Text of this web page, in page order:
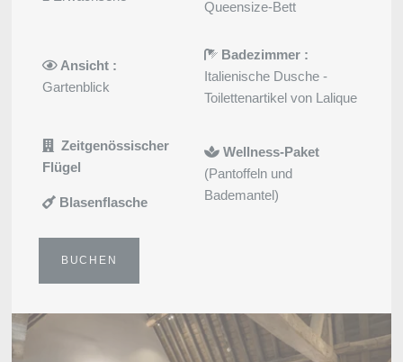
Queensize-Bett
Ansicht :
Gartenblick
Badezimmer :
Italienische Dusche -
Toilettenartikel von Lalique
Zeitgenössischer
Flügel
Blasenflasche
Wellness-Paket
(Pantoffeln und
Bademantel)
BUCHEN
Hochzeiten